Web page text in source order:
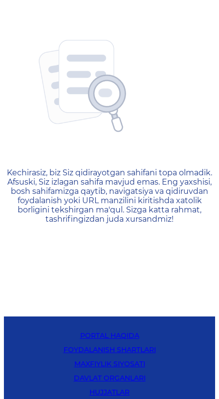
404 — Страница не
Kechirasiz, biz Siz qidirayotgan sahifani topa olmadik.
Afsuski, Siz izlagan sahifa mavjud emas. Eng yaxshisi,
bosh sahifamizga qaytib, navigatsiya va qidiruvdan
foydalanish yoki URL manzilini kiritishda xatolik
borligini tekshirgan ma'qul. Sizga katta rahmat,
tashrifingizdan juda xursandmiz!
PORTAL HAQIDA
FOYDALANISH SHARTLARI
MAXFIYLIK SIYOSATI
DAVLAT ORGANLARI
HUJJATLAR